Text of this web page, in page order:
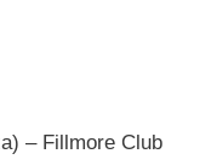
– Fillmore Club